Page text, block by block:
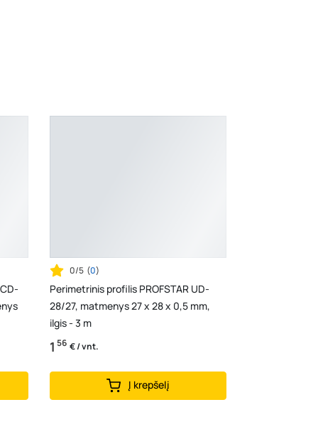
- 4 m“
0/5 (0)
Perimetrinis profilis PROFSTAR UD-
28/27, matmenys 27 x 28 x 0,5 mm,
ilgis - 3 m
1 56 € / vnt.
Į krepšelį